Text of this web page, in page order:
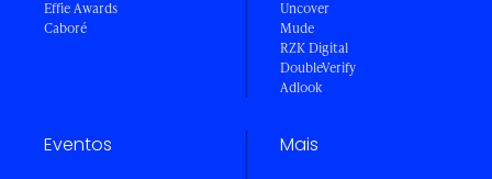
Effie Awards
Caboré
Uncover
Mude
RZK Digital
DoubleVerify
Adlook
Eventos Mais